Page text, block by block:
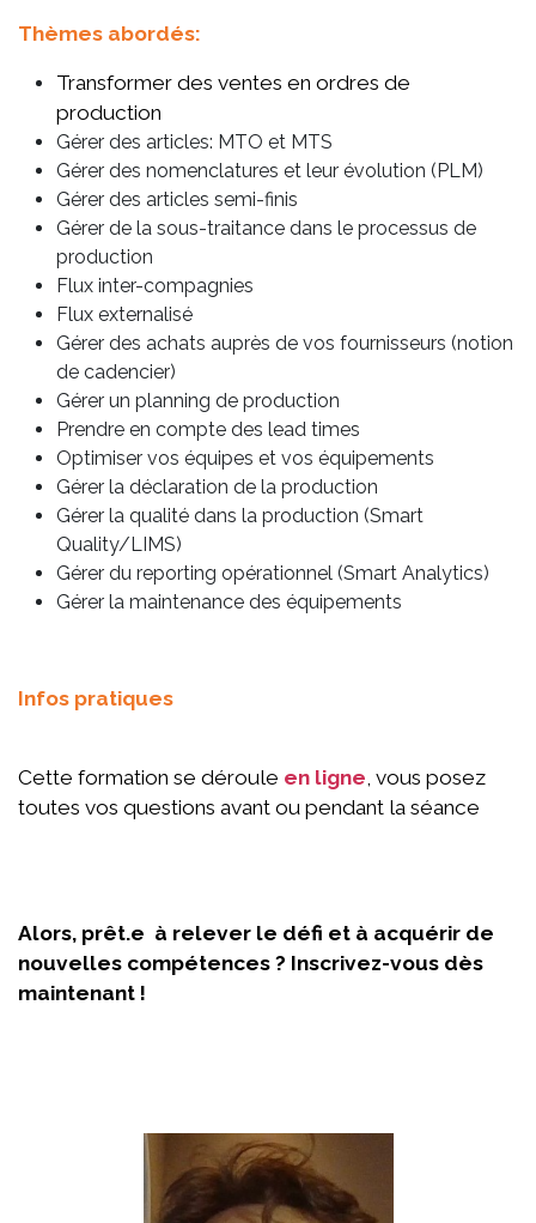
Thèmes abordés:
Transformer des ventes en ordres de
production
Gérer des articles: MTO et MTS
Gérer des nomenclatures et leur évolution (PLM)
Gérer des articles semi-finis
Gérer de la sous-traitance dans le processus de
production
Flux inter-compagnies
Flux externalisé
Gérer des achats auprès de vos fournisseurs (notion
de cadencier)
Gérer un planning de production
Prendre en compte des lead times
Optimiser vos équipes et vos équipements
Gérer la déclaration de la production
Gérer la qualité dans la production (Smart
Quality/LIMS)
Gérer du reporting opérationnel (Smart Analytics)
Gérer la maintenance des équipements
Infos pratiques
Cette formation se déroule en ligne, vous posez
toutes vos questions avant ou pendant la séance
Alors, prêt.e à relever le défi et à acquérir de
nouvelles compétences ? Inscrivez-vous dès
maintenant !